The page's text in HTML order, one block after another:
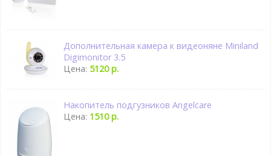
Дополнительная камера к видеоняне Miniland
Digimonitor 3.5
Цена: 5120 р.
Накопитель подгузников Angelcare
Цена: 1510 р.